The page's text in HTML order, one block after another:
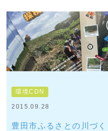
環境CDN
2015.09.28
豊田市ふるさとの川づ